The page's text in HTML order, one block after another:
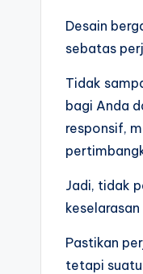
Desain
sebatas
Tidak
bagi Anda
responsif,
Jadi, tidak
Pastikan
tetapi